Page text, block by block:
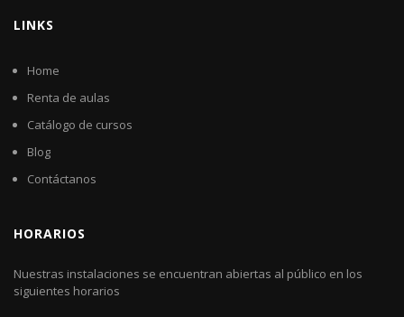
LINKS
Home
Renta de aulas
Catálogo de cursos
Blog
Contáctanos
HORARIOS
Nuestras instalaciones se encuentran abiertas al público en los
siguientes horarios